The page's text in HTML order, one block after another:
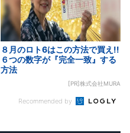
８月のロト6はこの方法で買え!!
６つの数字が『完全一致』する
方法
[PR]株式会社MURA
Recommended by